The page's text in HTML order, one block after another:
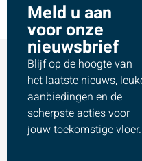
Meld u aan
voor onze
nieuwsbrief
Blijf op de hoogte van
het laatste nieuws,
aanbiedingen en de
scherpste acties voor
jouw toekomstige vloer.